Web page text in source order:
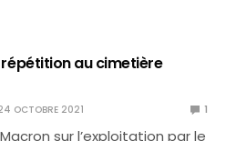
au cimetière
OCTOBRE 2021 1
sur l’exploitation par le